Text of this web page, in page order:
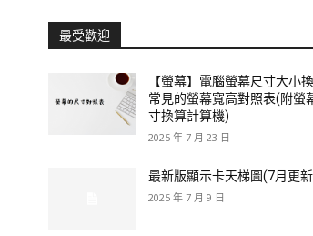
最受歡迎
【螢幕】電腦螢幕尺寸大小
常見的螢幕寬高對照表(附螢
寸換算計算機)
2025 年 7 月 23 日
最新版顯示卡天梯圖(7月更
2025 年 7 月 9 日